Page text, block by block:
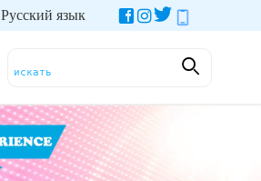
Русский язык